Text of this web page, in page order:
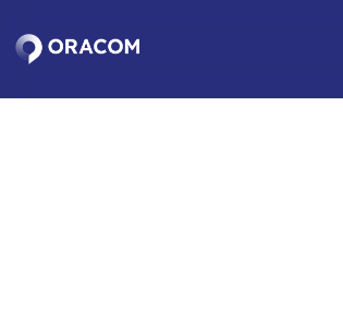
Hauptinhalt